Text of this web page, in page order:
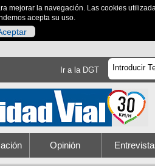
la navegación. Las cookies
acepta su uso.
Ir a la DGT
Opinión